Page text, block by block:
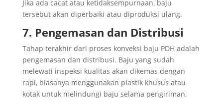
Jika ada cacat atau ketidaksempurnaan, baju
tersebut akan diperbaiki atau diproduksi ulang.
7. Pengemasan dan Distribusi
Tahap terakhir dari proses konveksi baju PDH adalah
pengemasan dan distribusi. Baju yang sudah
melewati inspeksi kualitas akan dikemas dengan
rapi, biasanya menggunakan plastik khusus atau
kotak untuk melindungi baju selama pengiriman.